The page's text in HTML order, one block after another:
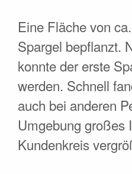
Eine Fläche von
Spargel bepflanzt.
konnte der erste
werden. Schnell
auch bei anderen
Umgebung großes
Kundenkreis